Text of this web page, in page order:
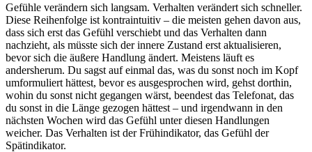
Gefühle verändern sich langsam. Verhalten verändert sich schneller.
Diese Reihenfolge ist kontraintuitiv – die meisten gehen davon aus,
dass sich erst das Gefühl verschiebt und das Verhalten dann
nachzieht, als müsste sich der innere Zustand erst aktualisieren,
bevor sich die äußere Handlung ändert. Meistens läuft es
andersherum. Du sagst auf einmal das, was du sonst noch im Kopf
umformuliert hättest, bevor es ausgesprochen wird, gehst dorthin,
wohin du sonst nicht gegangen wärst, beendest das Telefonat, das
du sonst in die Länge gezogen hättest – und irgendwann in den
nächsten Wochen wird das Gefühl unter diesen Handlungen
weicher. Das Verhalten ist der Frühindikator, das Gefühl der
Spätindikator.